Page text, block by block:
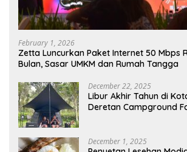
February 1, 2026
Zetta Luncurkan Paket Internet 50 Mbps
Bulan, Sasar UMKM dan Rumah Tangga
December 22, 2025
Libur Akhir Tahun di
Deretan Campground
December 1, 2025